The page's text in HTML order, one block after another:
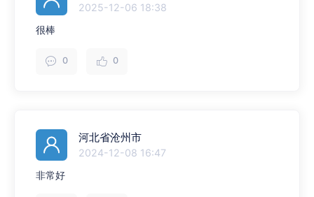
2025-12-06 18:38
很棒
0 0
河北省沧州市
2024-12-08 16:47
非常好